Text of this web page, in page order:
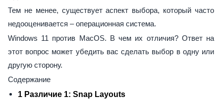
Тем не менее, существует аспект выбора, который часто
недооценивается – операционная система.
Windows 11 против MacOS. В чем их отличия? Ответ на
этот вопрос может убедить вас сделать выбор в одну или
другую сторону.
Содержание
1 Различие 1: Snap Layouts